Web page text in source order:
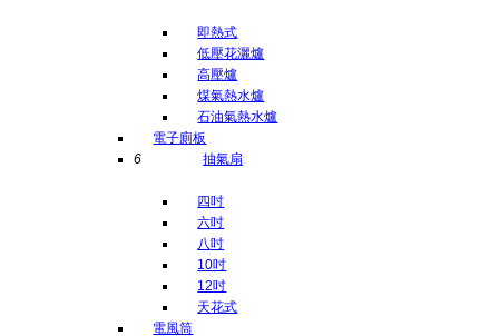
即熱式
低壓花灑爐
高壓爐
煤氣熱水爐
石油氣熱水爐
電子廁板
6
抽氣扇
四吋
六吋
八吋
10吋
12吋
天花式
電風筒